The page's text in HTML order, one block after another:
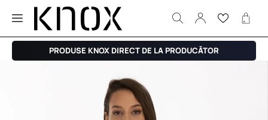
PRODUSE KNOX DIRECT DE LA PRODUCĂTOR